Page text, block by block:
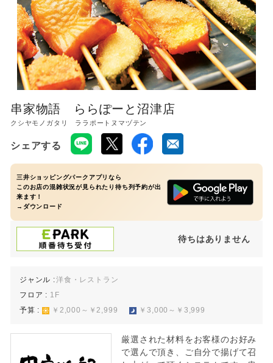
〒410-8541 静岡県沼津市東椎路字東荒301番地3
【飲食店 営業時間】
ショッピング 10:00〜21:00
サービス 10:00〜21:00
フードコート 10:00〜21:00
レストラン 11:00〜22:00
※ラストオーダーは店舗によって異なります。
串家物語 ららぽーと沼津店
クシヤモノガタリ ララポートヌマヅテン
シェアする
三井ショッピングパークアプリなら
このお店の混雑状況が見られたり待ち列予約が出
来ます！
→ダウンロード
待ちはありません
ジャンル :洋食・レストラン
フロア : 1F
予算 :
￥2,000～￥2,999 ￥3,000～￥3,999
厳選された材料をお客様のお好み
で選んで頂き、ご自分で揚げて召